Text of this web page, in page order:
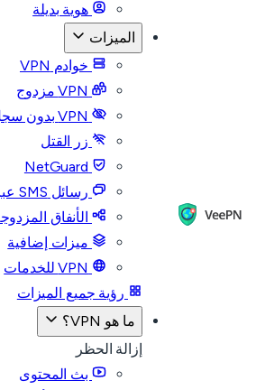
هوية بديلة
الميزات
خوادم VPN
VPN مزدوج
VPN بدون سجل
زر القتل
NetGuard
رسائل SMS عبر الإنترنت
الأنفاق المزدوجة
ميزات إضافية
VPN للخدمات
رؤية جميع الميزات
ما هو VPN؟
إزالة الحظر
بث المحتوى